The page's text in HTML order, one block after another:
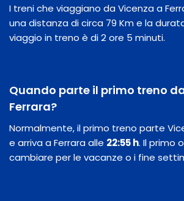
I treni che viaggiano da Vicenza a
una distanza di circa 79 Km e la
viaggio in treno è di 2 ore 5 minuti.
Quando parte il primo treno
Ferrara?
Normalmente, il primo treno parte
e arriva a Ferrara alle 22:55 h. Il primo
cambiare per le vacanze o i fine